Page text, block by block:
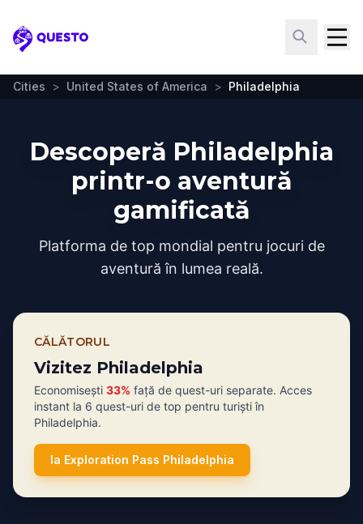
Questo
Cities > United States of America > Philadelphia
Descoperă Philadelphia
printr-o aventură
gamificată
Platforma de top mondial pentru jocuri de
aventură în lumea reală.
CĂLĂTORUL
Vizitez Philadelphia
Economisești 33% față de quest-uri separate. Acces
instant la 6 quest-uri de top pentru turiști în
Philadelphia.
Ia Exploration Pass Philadelphia